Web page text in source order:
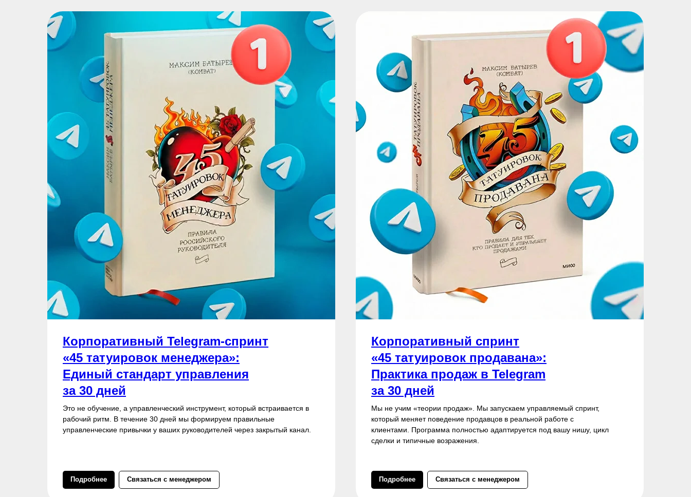
Корпоративный Telegram-спринт
«45 татуировок менеджера»:
Единый стандарт управления
за 30 дней
Это не обучение, а управленческий инструмент, который встраивается в
рабочий ритм. В течение 30 дней мы формируем правильные
управленческие привычки у ваших руководителей через закрытый канал.
Подробнее Связаться с менеджером
Корпоративный спринт
«45 татуировок продавана»:
Практика продаж в Telegram
за 30 дней
Мы не учим «теории продаж». Мы запускаем управляемый спринт,
который меняет поведение продавцов в реальной работе с
клиентами. Программа полностью адаптируется под вашу нишу, цикл
сделки и типичные возражения.
Подробнее Связаться с менеджером